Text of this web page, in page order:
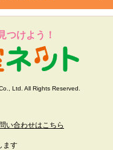
つけよう！
Ltd. All Rights Reserved.
い合わせはこちら
ます